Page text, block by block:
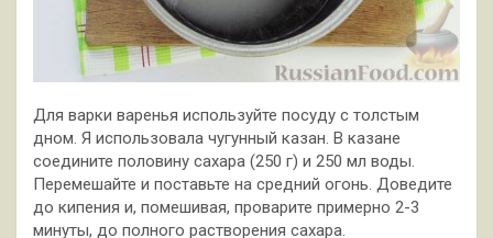
Для варки варенья используйте посуду с толстым
дном. Я использовала чугунный казан. В казане
соедините половину сахара (250 г) и 250 мл воды.
Перемешайте и поставьте на средний огонь. Доведите
до кипения и, помешивая, проварите примерно 2-3
минуты, до полного растворения сахара.